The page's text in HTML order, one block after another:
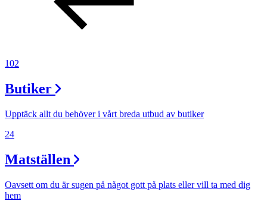
Lediga jobb
Magasin
Tryggare handel
Frågor & svar om parkering
Parkering
102
Butiker
Upptäck allt du behöver i vårt breda utbud av butiker
24
Matställen
Oavsett om du är sugen på något gott på plats eller vill ta med dig
hem